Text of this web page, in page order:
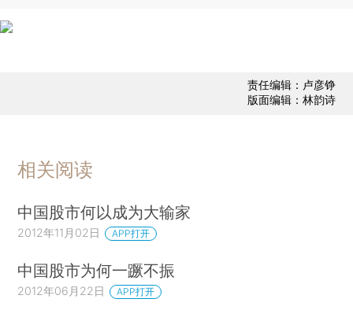
责任编辑：卢彦铮
版面编辑：林韵诗
相关阅读
中国股市何以成为大输家
2012年11月02日 APP打开
中国股市为何一蹶不振
2012年06月22日 APP打开